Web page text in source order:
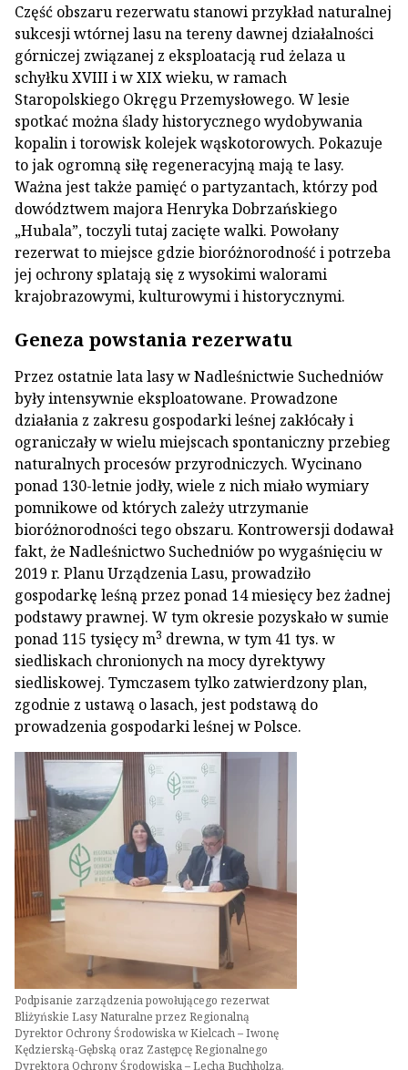
Część obszaru rezerwatu stanowi przykład naturalnej
sukcesji wtórnej lasu na tereny dawnej działalności
górniczej związanej z eksploatacją rud żelaza u
schyłku XVIII i w XIX wieku, w ramach
Staropolskiego Okręgu Przemysłowego. W lesie
spotkać można ślady historycznego wydobywania
kopalin i torowisk kolejek wąskotorowych. Pokazuje
to jak ogromną siłę regeneracyjną mają te lasy.
Ważna jest także pamięć o partyzantach, którzy pod
dowództwem majora Henryka Dobrzańskiego
„Hubala”, toczyli tutaj zacięte walki. Powołany
rezerwat to miejsce gdzie bioróżnorodność i potrzeba
jej ochrony splatają się z wysokimi walorami
krajobrazowymi, kulturowymi i historycznymi.
Geneza powstania rezerwatu
Przez ostatnie lata lasy w Nadleśnictwie Suchedniów
były intensywnie eksploatowane. Prowadzone
działania z zakresu gospodarki leśnej zakłócały i
ograniczały w wielu miejscach spontaniczny przebieg
naturalnych procesów przyrodniczych. Wycinano
ponad 130-letnie jodły, wiele z nich miało wymiary
pomnikowe od których zależy utrzymanie
bioróżnorodności tego obszaru. Kontrowersji dodawał
fakt, że Nadleśnictwo Suchedniów po wygaśnięciu w
2019 r. Planu Urządzenia Lasu, prowadziło
gospodarkę leśną przez ponad 14 miesięcy bez żadnej
podstawy prawnej. W tym okresie pozyskało w sumie
ponad 115 tysięcy m3 drewna, w tym 41 tys. w
siedliskach chronionych na mocy dyrektywy
siedliskowej. Tymczasem tylko zatwierdzony plan,
zgodnie z ustawą o lasach, jest podstawą do
prowadzenia gospodarki leśnej w Polsce.
Podpisanie zarządzenia powołującego rezerwat
Bliżyńskie Lasy Naturalne przez Regionalną
Dyrektor Ochrony Środowiska w Kielcach – Iwonę
Kędzierską-Gębską oraz Zastępcę Regionalnego
Dyrektora Ochrony Środowiska – Lecha Buchholza,